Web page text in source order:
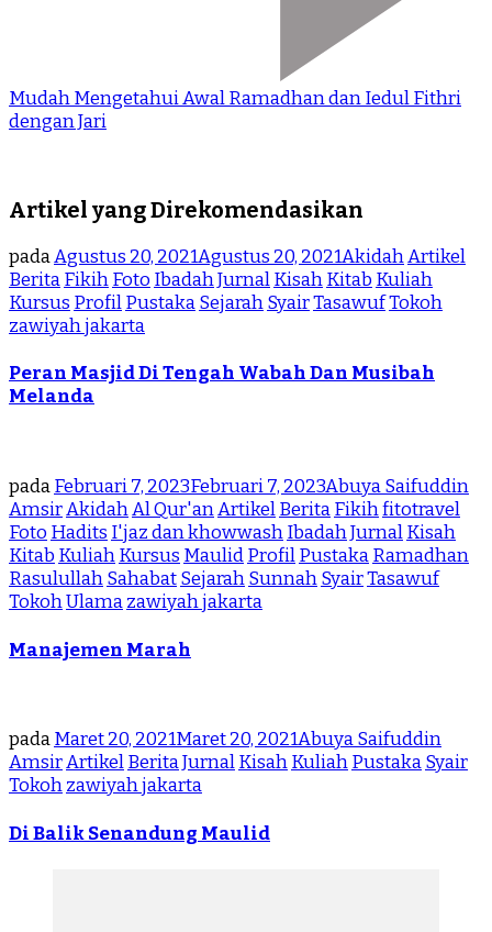
Mudah Mengetahui Awal Ramadhan dan Iedul Fithri
dengan Jari
Artikel yang Direkomendasikan
padaAgustus 20, 2021Agustus 20, 2021AkidahArtikel
BeritaFikihFoto IbadahJurnalKisahKitab Kuliah
Kursus ProfilPustakaSejarahSyairTasawufTokoh
zawiyah jakarta
Peran Masjid Di Tengah Wabah Dan Musibah
Melanda
padaFebruari 7, 2023Februari 7, 2023Abuya Saifuddin
AmsirAkidahAl Qur'anArtikelBeritaFikihfitotravel
Foto Hadits I'jaz dan khowwashIbadahJurnalKisah
Kitab KuliahKursus MaulidProfilPustakaRamadhan
RasulullahSahabatSejarahSunnahSyairTasawuf
TokohUlamazawiyah jakarta
Manajemen Marah
padaMaret 20, 2021Maret 20, 2021Abuya Saifuddin
AmsirArtikelBeritaJurnalKisahKuliahPustakaSyair
Tokohzawiyah jakarta
Di Balik Senandung Maulid